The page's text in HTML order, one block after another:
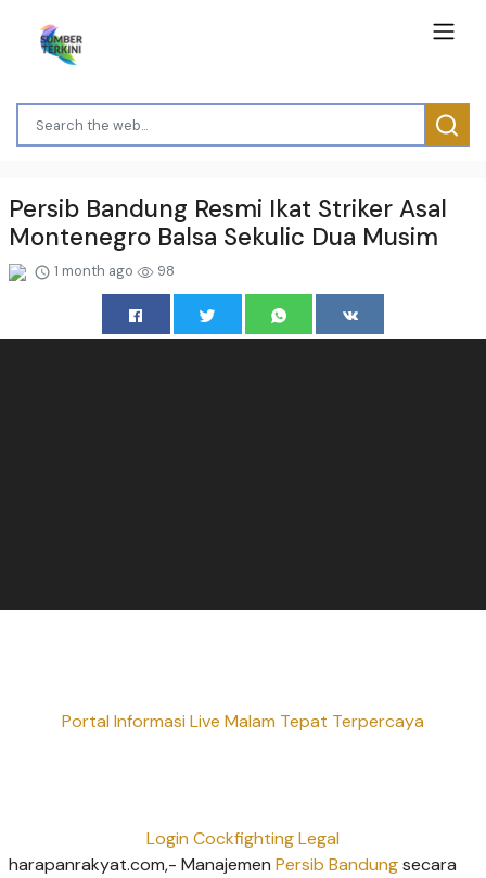
Persib Bandung Resmi Ikat Striker Asal
Montenegro Balsa Sekulic Dua Musim
1 month ago 98
Portal Informasi Live Malam Tepat Terpercaya
Login Cockfighting Legal
harapanrakyat.com,- Manajemen Persib Bandungsecara